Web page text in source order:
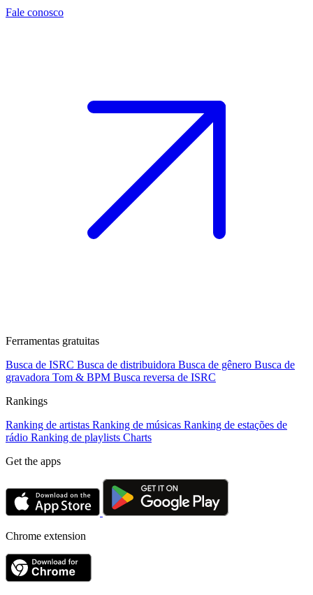
Fale conosco
Ferramentas gratuitas
Busca de ISRC Busca de distribuidora Busca de gênero Busca de
gravadora Tom & BPM Busca reversa de ISRC
Rankings
Ranking de artistas Ranking de músicas Ranking de estações de
rádio Ranking de playlists Charts
Get the apps
Chrome extension